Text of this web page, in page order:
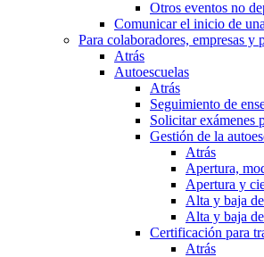
Otros eventos no
Comunicar el inicio de
Para colaboradores, empresas y
Atrás
Autoescuelas
Atrás
Seguimiento de
Solicitar exámenes
Gestión de la
Atrás
Apertura,
Apertura y
Alta y baja
Alta y baja
Certificación para
Atrás